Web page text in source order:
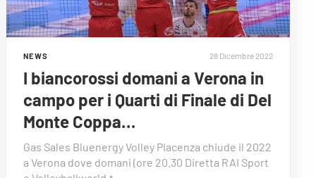
NEWS 28 Dicembre 2022
I biancorossi domani a Verona in
campo per i Quarti di Finale di Del
Monte Coppa…
Gas Sales Bluenergy Volley Piacenza chiude il 2022
a Verona dove domani (ore 20.30 Diretta RAI Sport